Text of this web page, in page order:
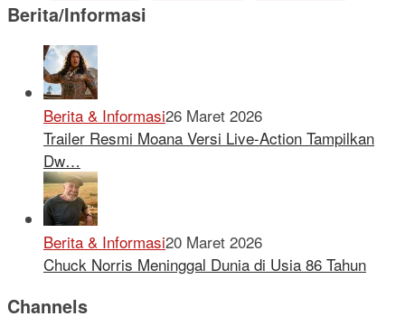
Berita/Informasi
Berita & Informasi26 Maret 2026
Trailer Resmi Moana Versi Live-Action Tampilkan
Dw…
Berita & Informasi20 Maret 2026
Chuck Norris Meninggal Dunia di Usia 86 Tahun
Channels